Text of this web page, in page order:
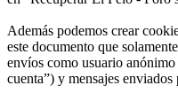
Además podemos crear
este documento que
envíos como usuario
cuenta”) y mensajes